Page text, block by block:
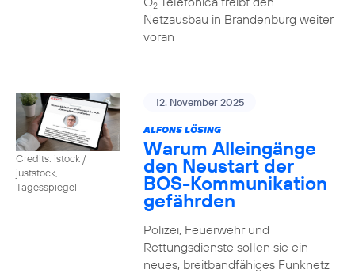
2
Netzausbau in Brandenburg weiter
voran
Credits: istock /
juststock,
Tagesspiegel
12. November 2025
ALFONS LÖSING
Warum Alleingänge
den Neustart der
BOS-Kommunikation
gefährden
Polizei, Feuerwehr und
Rettungsdienste sollen sie ein
neues, breitbandfähiges Funknetz